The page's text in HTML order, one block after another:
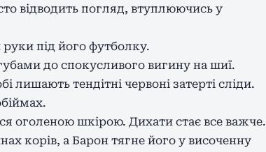
відводить погляд, втуплюючись у
під його футболку.
до спокусливого вигину на шиї.
тендітні червоні затерті сліди.
оголеною шкірою. Дихати стає все важче.
корів, а Барон тягне його у височенну